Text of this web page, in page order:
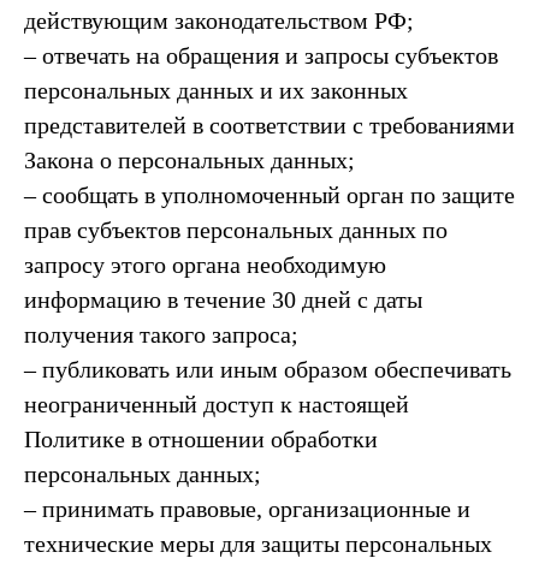
действующим законодательством РФ;
– отвечать на обращения и запросы субъектов
персональных данных и их законных
представителей в соответствии с требованиями
Закона о персональных данных;
– сообщать в уполномоченный орган по защите
прав субъектов персональных данных по
запросу этого органа необходимую
информацию в течение 30 дней с даты
получения такого запроса;
– публиковать или иным образом обеспечивать
неограниченный доступ к настоящей
Политике в отношении обработки
персональных данных;
– принимать правовые, организационные и
технические меры для защиты персональных